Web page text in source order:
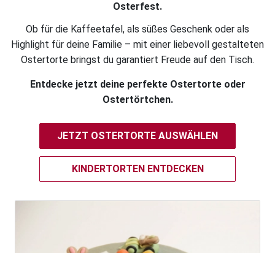
Osterfest.
Ob für die Kaffeetafel, als süßes Geschenk oder als
Highlight für deine Familie – mit einer liebevoll gestalteten
Ostertorte bringst du garantiert Freude auf den Tisch.
Entdecke jetzt deine perfekte Ostertorte oder
Ostertörtchen.
JETZT OSTERTORTE AUSWÄHLEN
KINDERTORTEN ENTDECKEN